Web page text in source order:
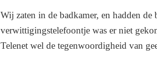
Wij zaten in de badkamer, en hadden
verwittigingstelefoontje was er niet
Telenet wel de tegenwoordigheid van